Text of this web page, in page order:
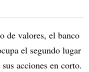
de valores, el banco
el segundo lugar
acciones en corto.